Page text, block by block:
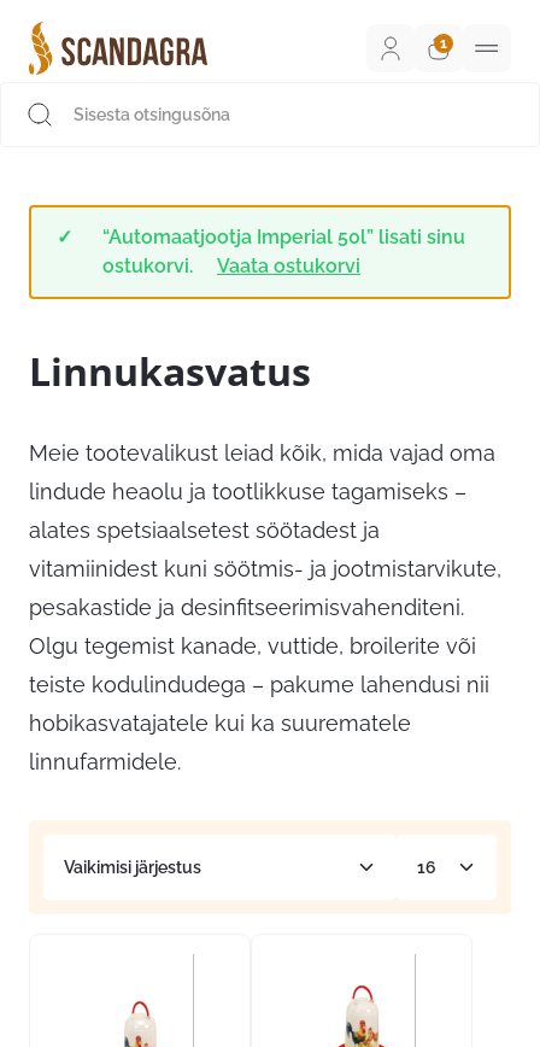
sisu
juurde
“Automaatjootja Imperial 50l” lisati sinu
ostukorvi.
Vaata ostukorvi
Linnukasvatus
Meie tootevalikust leiad kõik, mida vajad oma
lindude heaolu ja tootlikkuse tagamiseks –
alates spetsiaalsetest söötadest ja
vitamiinidest kuni söötmis- ja jootmistarvikute,
pesakastide ja desinfitseerimisvahenditeni.
Olgu tegemist kanade, vuttide, broilerite või
teiste kodulindudega – pakume lahendusi nii
hobikasvatajatele kui ka suurematele
linnufarmidele.